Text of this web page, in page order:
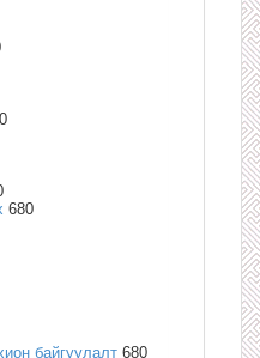
680
байгуулалт 680